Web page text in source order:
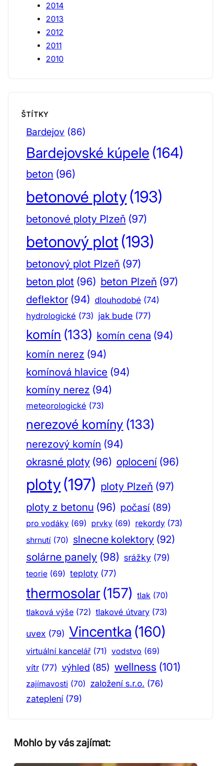
2014
2013
2012
2011
2010
ŠTÍTKY
Bardejov (86)
Bardejovské kúpele (164)
beton (96)
betonové ploty(193)
betonové ploty Plzeň (97)
betonový plot (193)
betonový plot Plzeň (97)
beton plot (96) beton Plzeň (97)
deflektor (94) dlouhodobé (74)
hydrologické (73) jak bude (77)
komín (133) komín cena (94)
komín nerez (94)
komínová hlavice (94)
komíny nerez (94)
meteorologické (73)
nerezové komíny (133)
nerezový komín (94)
okrasné ploty (96) oplocení (96)
ploty(197) ploty Plzeň (97)
ploty z betonu (96) počasí (89)
pro vodáky (69) prvky (69) rekordy (73)
shrnutí (70) slnecne kolektory (92)
solárne panely (98) srážky (79)
teorie (69) teploty (77)
thermosolar (157) tlak (70)
tlaková výše (72) tlakové útvary (73)
uvex (79) Vincentka (160)
virtuální kancelář (71) vodstvo (69)
vítr (77) výhled (85) wellness (101)
zajímavosti (70) založení s.r.o. (76)
zateplení (79)
Mohlo by vás zajímat: